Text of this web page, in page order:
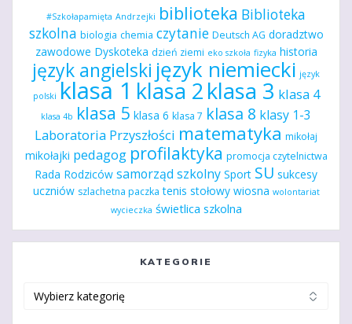
#Szkołapamięta Andrzejki biblioteka Biblioteka
szkolna biologia chemia czytanie Deutsch AG doradztwo
zawodowe Dyskoteka dzień ziemi eko szkoła fizyka historia
język angielski język niemiecki język
polski klasa 1 klasa 2klasa 3 klasa 4
klasa 4b klasa 5 klasa 6 klasa 7 klasa 8 klasy 1-3
Laboratoria Przyszłości matematyka mikołaj
mikołajki pedagog profilaktyka promocja czytelnictwa
Rada Rodziców samorząd szkolny Sport SU sukcesy
uczniów szlachetna paczka tenis stołowy wiosna wolontariat
wycieczka świetlica szkolna
KATEGORIE